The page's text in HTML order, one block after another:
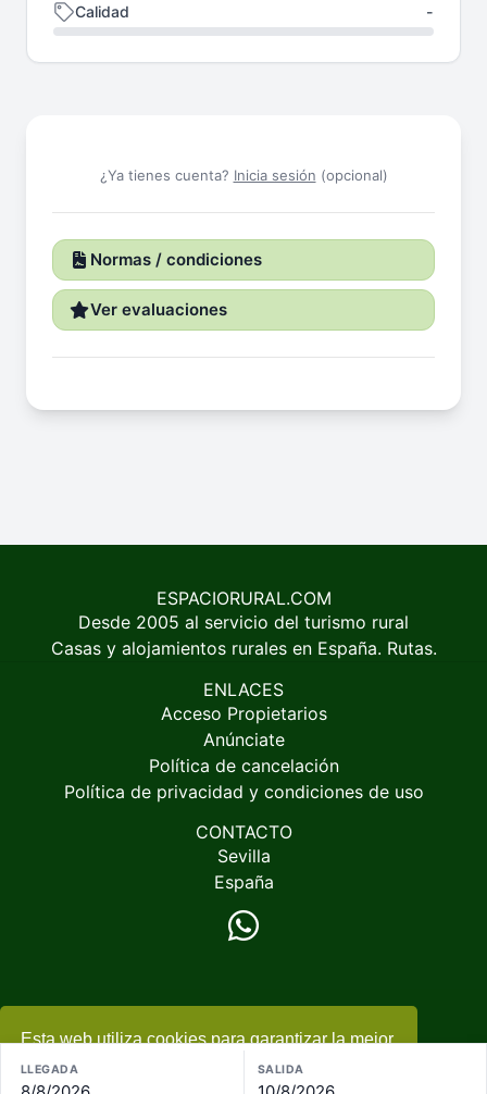
Esta web utiliza cookies para garantizar la mejor
experiencia
Calidad -
LLEGADA SALIDA
¿Ya tienes cuenta? Inicia sesión (opcional)
Normas / condiciones
Ver evaluaciones
ESPACIORURAL.COM
Desde 2005 al servicio del turismo rural
Casas y alojamientos rurales en España. Rutas.
ENLACES
Acceso Propietarios
Anúnciate
Política de cancelación
Política de privacidad y condiciones de uso
CONTACTO
Sevilla
España
EspacioRural.com